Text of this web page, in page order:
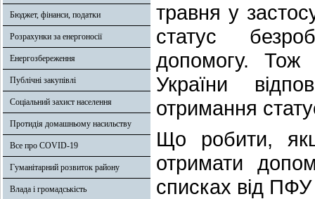
Бюджет, фінанси, податки
Розрахунки за енергоносії
Енергозбереження
Публічні закупівлі
Соціальний захист населення
Протидія домашньому насильству
Все про COVID-19
Гуманітарний розвиток району
Влада і громадськість
травня у
статус
допомогу. Тож
України
отримання
Що робити,
отримати
списках від